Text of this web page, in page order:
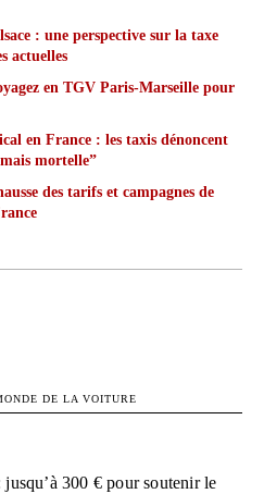
: une perspective sur la taxe
actuelles
en TGV Paris-Marseille pour
en France : les taxis dénoncent
mortelle”
des tarifs et campagnes de
DE LA VOITURE
300 € pour soutenir le